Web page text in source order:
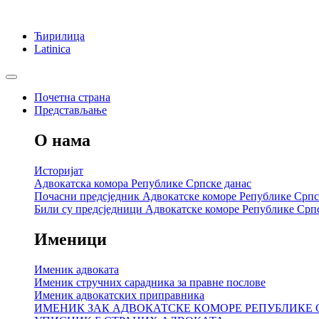
Ћирилица
Latinica
Почетна страна
Представљање
О нама
Историјат
Адвокатска комора Републике Српске данас
Почасни предсједник Адвокатске коморе Републике
Били су предсједници Адвокатске коморе Републике
Именици
Именик адвоката
Именик стручних сарадника за правне послове
Именик адвокатских приправника
ИМЕНИК ЗАК АДВОКАТСКЕ КОМОРЕ РЕПУБЛИКЕ